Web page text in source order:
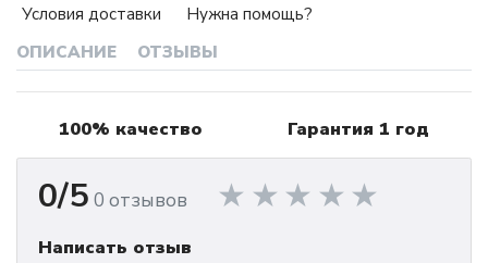
ОПИСАНИЕ ОТЗЫВЫ
Условия доставки Нужна помощь?
100% качество Гарантия 1 год
0/5 0 отзывов
Написать отзыв